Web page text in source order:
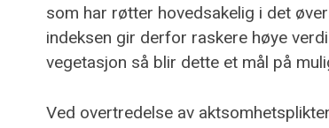
som har røtter hovedsakelig i det
indeksen gir derfor raskere høye
vegetasjon så blir dette et mål på
Ved overtredelse av